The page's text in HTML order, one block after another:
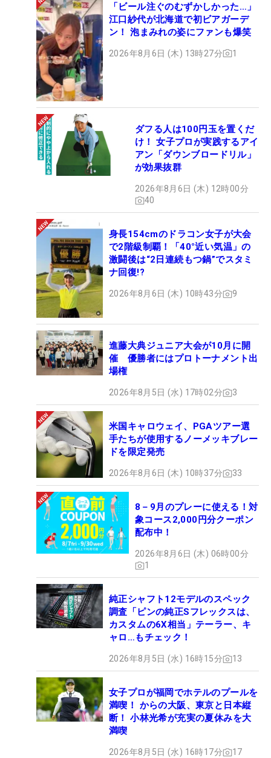
「ビール注ぐのむずかしかった…」
江口紗代が北海道で初ビアガーデ
ン！ 泡まみれの姿にファンも爆笑
2026年8月6日 (木) 13時27分 1
ダフる人は100円玉を置くだ
け！ 女子プロが実践するアイ
アン「ダウンブロードリル」
が効果抜群
2026年8月6日 (木) 12時00分
40
身長154cmのドラコン女子が大会
で2階級制覇！「40°近い気温」の
激闘後は“2日連続もつ鍋”でスタミ
ナ回復!?
2026年8月6日 (木) 10時43分 9
進藤大典ジュニア大会が10月に開
催 優勝者にはプロトーナメント出
場権
2026年8月5日 (水) 17時02分 3
米国キャロウェイ、PGAツアー選
手たちが使用するノーメッキブレー
ドを限定発売
2026年8月6日 (木) 10時37分 33
8－9月のプレーに使える！対
象コース2,000円分クーポン
配布中！
2026年8月6日 (木) 06時00分
1
純正シャフト12モデルのスペック
調査「ピンの純正Sフレックスは、
カスタムの6X相当」テーラー、キ
ャロ…もチェック！
2026年8月5日 (水) 16時15分 13
女子プロが福岡でホテルのプールを
満喫！ からの大阪、東京と日本縦
断！ 小林光希が充実の夏休みを大
満喫
2026年8月5日 (水) 16時17分 17